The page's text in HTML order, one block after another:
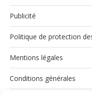
Publicité
Politique de protection
Mentions légales
Conditions générales